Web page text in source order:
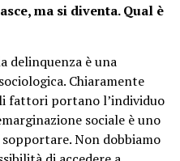
ma si diventa. Qual è
delinquenza è una
Chiaramente
fattori portano l’individuo
sociale è uno
Non dobbiamo